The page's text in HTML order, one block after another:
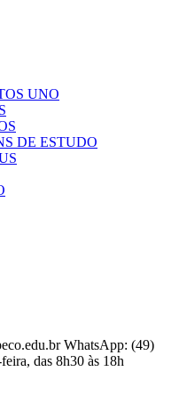
UNO
DE ESTUDO
WhatsApp: (49)
das 8h30 às 18h